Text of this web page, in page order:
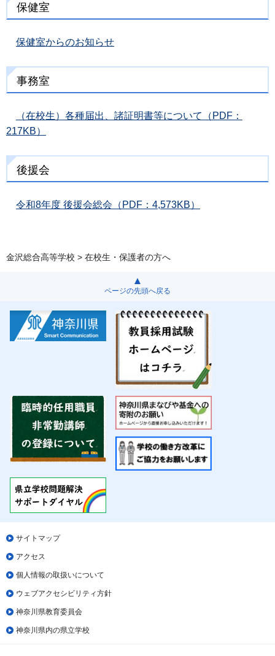
保健室
保健室からのお知らせ
事務室
（在校生）各種届出、諸証明書等について（PDF：
217KB）
後援会
令和8年度 後援会総会（PDF：4,573KB）
金沢総合高等学校 > 在校生・保護者の方へ
ページの先頭へ戻る
サイトマップ
アクセス
個人情報の取扱いについて
ウェブアクセシビリティ方針
神奈川県教育委員会
神奈川県内の県立学校